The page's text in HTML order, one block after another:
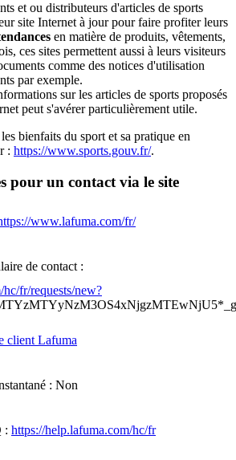
et ou distributeurs d'articles de sports
site Internet à jour pour faire profiter leurs
en matière de produits, vêtements,
ces sites permettent aussi à leurs visiteurs
comme des notices d'utilisation
par exemple.
sur les articles de sports proposés
peut s'avérer particulièrement utile.
bienfaits du sport et sa pratique en
: https://www.sports.gouv.fr/.
pour un contact via le site
www.lafuma.com/fr/
de contact :
fr/requests/new?
client Lafuma
: Non
: https://help.lafuma.com/hc/fr